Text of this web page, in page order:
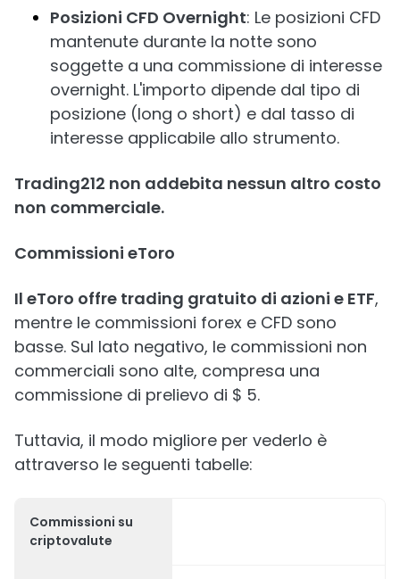
Posizioni CFD Overnight: Le posizioni CFD
mantenute durante la notte sono
soggette a una commissione di interesse
overnight. L'importo dipende dal tipo di
posizione (long o short) e dal tasso di
interesse applicabile allo strumento.
Trading212 non addebita nessun altro costo
non commerciale.
Commissioni eToro
Il eToro offre trading gratuito di azioni e ETF,
mentre le commissioni forex e CFD sono
basse. Sul lato negativo, le commissioni non
commerciali sono alte, compresa una
commissione di prelievo di $ 5.
Tuttavia, il modo migliore per vederlo è
attraverso le seguenti tabelle:
Commissioni su
criptovalute